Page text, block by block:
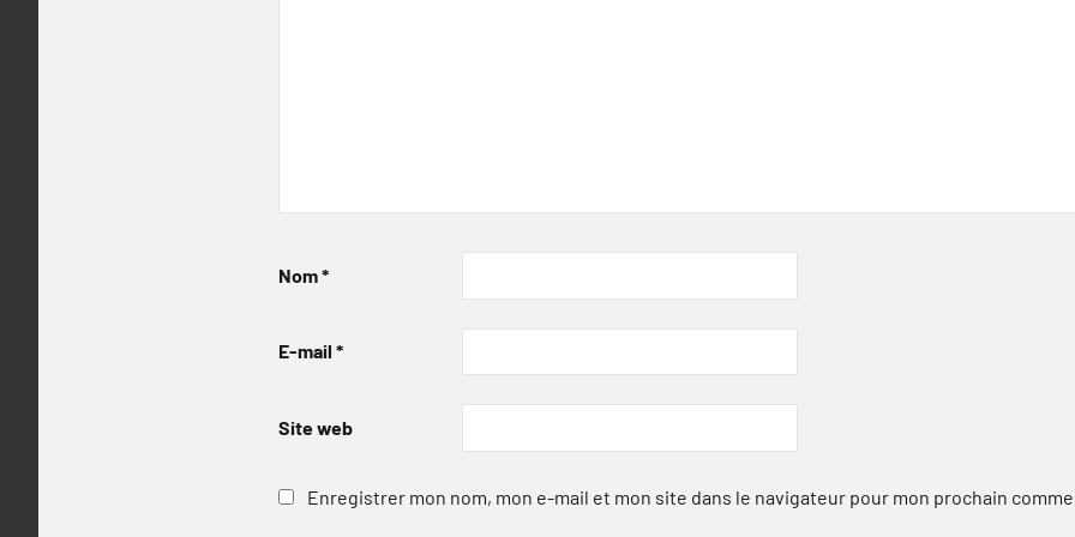
Nom*
E-mail *
Site web
Enregistrer mon nom, mon e-mail et mon site dans le navigateur pour mon prochain